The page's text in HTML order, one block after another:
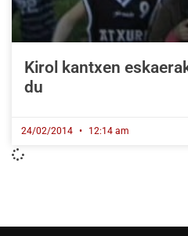
Kirol kantxen
du
24/02/2014 12:14 am